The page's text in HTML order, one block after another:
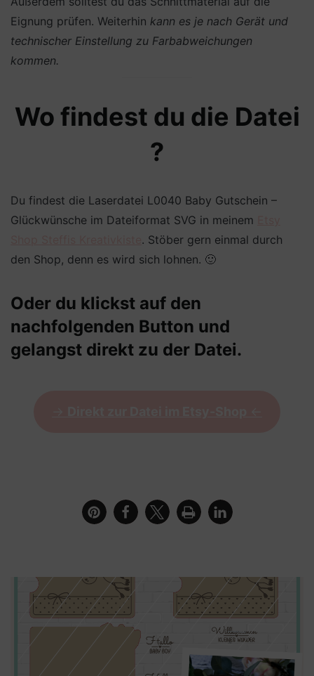
Eignung prüfen. Weiterhin kann es je nach Gerät und
technischer Einstellung zu Farbabweichungen
kommen.
Wo findest du die Datei
?
Du findest die Laserdatei L0040 Baby Gutschein –
Glückwünsche im Dateiformat SVG in meinem
. Stöber gern einmal durch
den Shop, denn es wird sich lohnen. 🙂
Oder du klickst auf den
nachfolgenden Button und
gelangst direkt zu der Datei.